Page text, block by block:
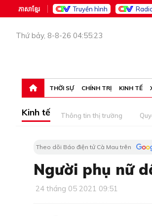
ភាសាខ្មែរ Truyền hình
Thứ bảy, 8-8-26 04:55:23
THỜI SỰ CHÍNH TRỊ KINH TẾ
Kinh tế Thông tin thị trường
Theo dõi Báo điện tử Cà Mau trên
Người phụ nữ
24 tháng 05 2021 09:51